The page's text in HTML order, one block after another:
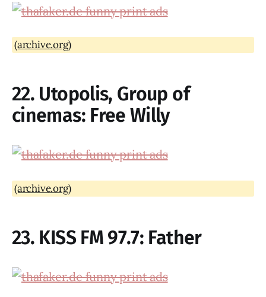
(archive.org)
22. Utopolis, Group of
cinemas: Free Willy
(archive.org)
23. KISS FM 97.7: Father